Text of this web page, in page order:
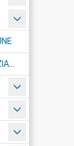
SPÓŁKI PRAWA HANDLOWEGO Z UDZIAŁEM GMINY